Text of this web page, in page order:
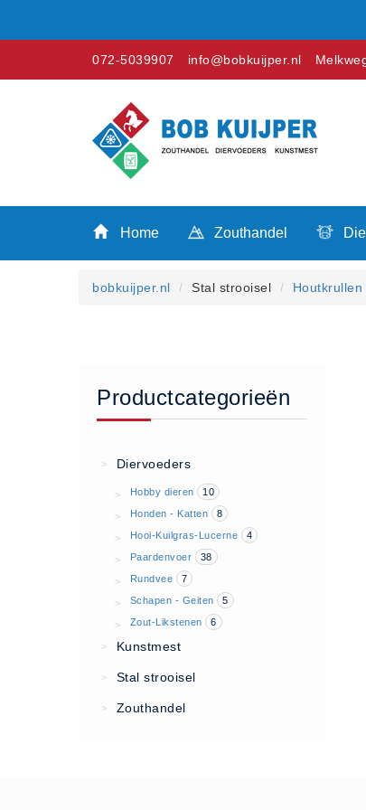
Diervoeders
Stal strooisel
Hartog Lucerne - Muesli (8)
Hobby dieren (10)
Honden - Katten (8)
072-5039907 info@bobkuijper.nl
Home Zouthandel
bobkuijper.nl Stal strooisel Houtkrullen
Productcategorieën
> Diervoeders
> Hobby dieren 10
> Honden - Katten 8
> Hooi-Kuilgras-Lucerne 4
> Paardenvoer 38
> Rundvee 7
> Schapen - Geiten 5
> Zout-Likstenen 6
> Kunstmest
> Stal strooisel
> Zouthandel